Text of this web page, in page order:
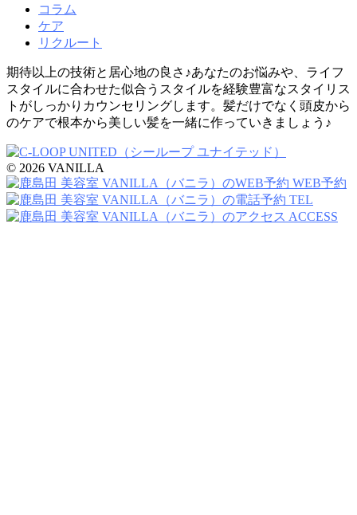
コラム
ケア
リクルート
期待以上の技術と居心地の良さ♪あなたのお悩みや、ライフ
スタイルに合わせた似合うスタイルを経験豊富なスタイリス
トがしっかりカウンセリングします。髪だけでなく頭皮から
のケアで根本から美しい髪を一緒に作っていきましょう♪
© 2026 VANILLA
WEB予約
TEL
ACCESS